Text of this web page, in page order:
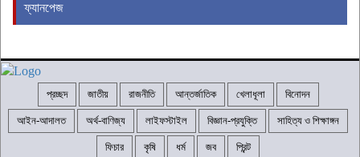
ফ্যানপেজ
প্রচ্ছদ জাতীয় রাজনীতি আন্তর্জাতিক খেলাধূলা বিনোদন
আইন-আদালত অর্থ-বাণিজ্য লাইফস্টাইল বিজ্ঞান-প্রযুক্তি সাহিত্য ও শিক্ষাঙ্গন
ফিচার কৃষি ধর্ম জব প্রিন্ট